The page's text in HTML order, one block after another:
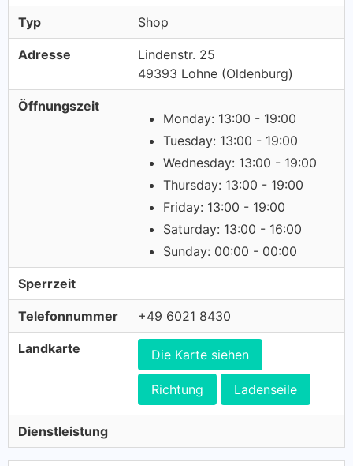
Typ Shop
Adresse
Lindenstr. 25
49393 Lohne (Oldenburg)
Öffnungszeit
Monday: 13:00 - 19:00
Tuesday: 13:00 - 19:00
Wednesday: 13:00 - 19:00
Thursday: 13:00 - 19:00
Friday: 13:00 - 19:00
Saturday: 13:00 - 16:00
Sunday: 00:00 - 00:00
Sperrzeit
Telefonnummer +49 6021 8430
Landkarte Die Karte siehen
Richtung Ladenseile
Dienstleistung